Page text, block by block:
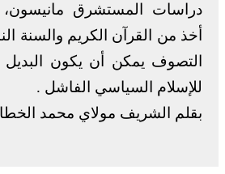
دراسات المستشرق
أخذ من القرآن الكريم والسنة
التصوف يمكن أن يكون البديل
للإسلام السياسي الفاشل .
بقلم الشريف مولاي محمد